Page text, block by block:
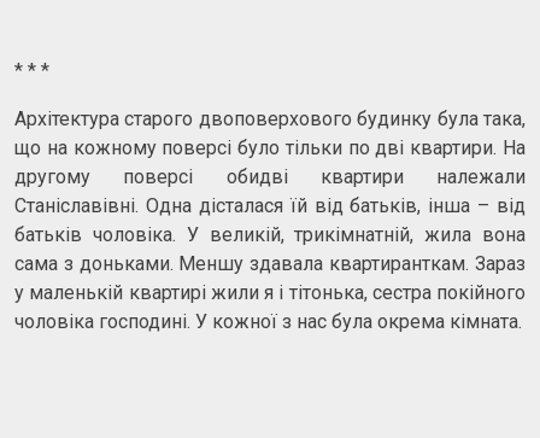
* * *
Архітектура старого двоповерхового будинку була така,
що на кожному поверсі було тільки по дві квартири. На
другому поверсі обидві квартири належали
Станіславівні. Одна дісталася їй від батьків, інша – від
батьків чоловіка. У великій, трикімнатній, жила вона
сама з доньками. Меншу здавала квартиранткам. Зараз
у маленькій квартирі жили я і тітонька, сестра покійного
чоловіка господині. У кожної з нас була окрема кімната.